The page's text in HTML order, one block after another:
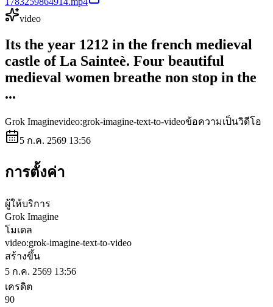
video
Its the year 1212 in the french medieval
castle of La Sainteè. Four beautiful
medieval women breathe non stop in the
...
Grok Imaginevideo:grok-imagine-text-to-videoข้อความเป็นวิดีโอ
5 ก.ค. 2569 13:56
การตั้งค่า
ผู้ให้บริการ
Grok Imagine
โมเดล
video:grok-imagine-text-to-video
สร้างขึ้น
5 ก.ค. 2569 13:56
เครดิต
90